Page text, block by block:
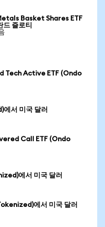
Basket Shares ETF
즐로티
Tech Active ETF (Ondo
서 미국 달러
Call ETF (Ondo
에서 미국 달러
에서 미국 달러